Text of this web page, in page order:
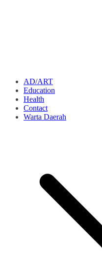
AD/ART
Education
Health
Contact
Warta Daerah